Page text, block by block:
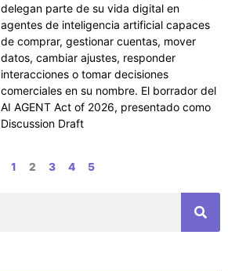
delegan parte de su vida digital en
agentes de inteligencia artificial capaces
de comprar, gestionar cuentas, mover
datos, cambiar ajustes, responder
interacciones o tomar decisiones
comerciales en su nombre. El borrador del
AI AGENT Act of 2026, presentado como
Discussion Draft
1 2 3 4 5